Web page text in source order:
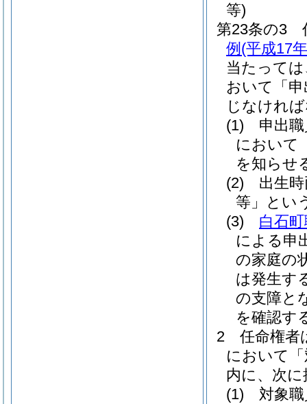
等)
第23条の3
例 (平成17
当たって
おいて「
じなけれ
(1)
申出
において
を知らせ
(2)
出生
等」とい
(3)
白石
による申
の家庭の
は発生す
の支障と
を確認す
2
任命権者
において
内に、次
(1)
対象